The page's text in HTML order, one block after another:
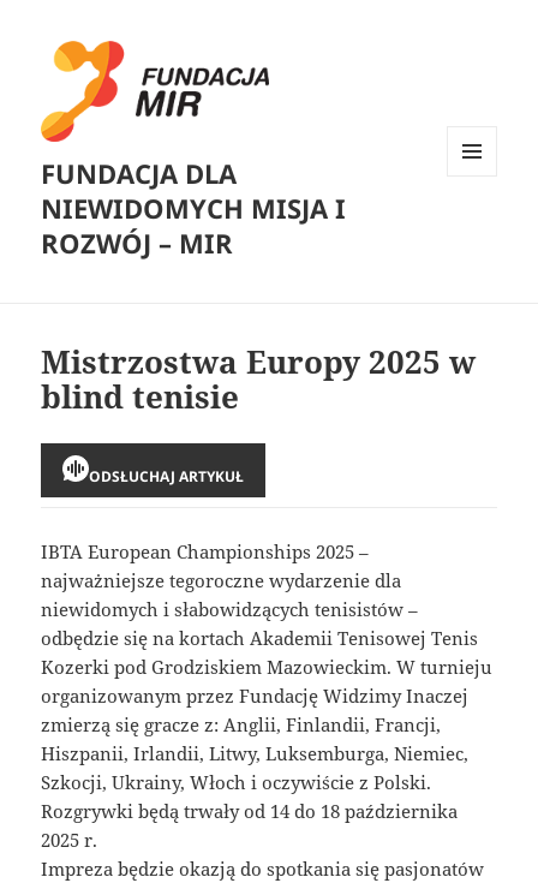
FUNDACJA DLA
NIEWIDOMYCH MISJA I
ROZWÓJ – MIR
Mistrzostwa Europy 2025 w
blind tenisie
ODSŁUCHAJ ARTYKUŁ
IBTA European Championships 2025 –
najważniejsze tegoroczne wydarzenie dla
niewidomych i słabowidzących tenisistów –
odbędzie się na kortach Akademii Tenisowej Tenis
Kozerki pod Grodziskiem Mazowieckim. W turnieju
organizowanym przez Fundację Widzimy Inaczej
zmierzą się gracze z: Anglii, Finlandii, Francji,
Hiszpanii, Irlandii, Litwy, Luksemburga, Niemiec,
Szkocji, Ukrainy, Włoch i oczywiście z Polski.
Rozgrywki będą trwały od 14 do 18 października
2025 r.
Impreza będzie okazją do spotkania się pasjonatów